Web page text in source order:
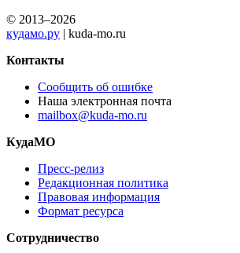
© 2013–2026
кудамо.ру | kuda-mo.ru
Контакты
Сообщить об ошибке
Наша электронная почта
mailbox@kuda-mo.ru
КудаМО
Пресс-релиз
Редакционная политика
Правовая информация
Формат ресурса
Сотрудничество